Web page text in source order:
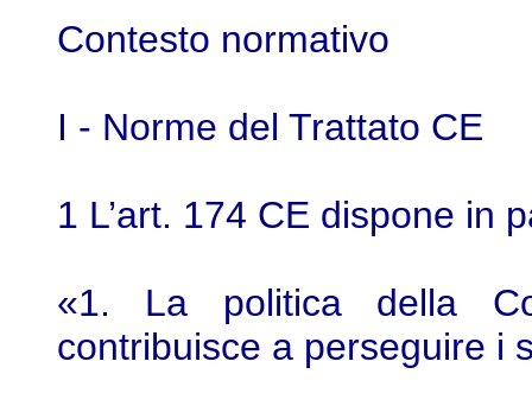
Contesto normativo
I - Norme del Trattato CE
1 L’art. 174 CE dispone in
«1. La politica della
contribuisce a perseguire i